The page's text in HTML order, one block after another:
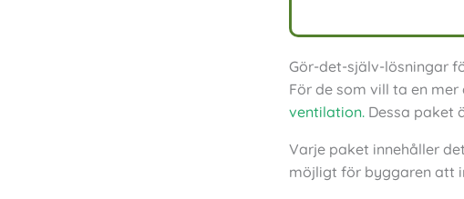
Gör-det-själv-lösningar
För de som vill ta en
ventilation. Dessa paket
Varje paket innehåller
möjligt för byggaren att